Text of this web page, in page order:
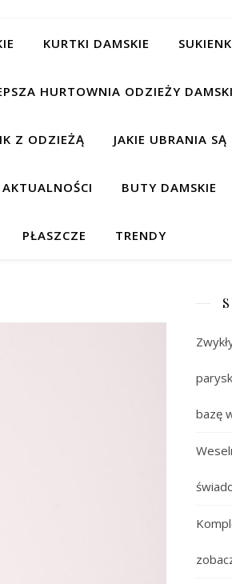
KURTKI DAMSKIE
HURTOWNIA ODZIEŻY
Z ODZIEŻĄ JAKIE UBRANIA
AKTUALNOŚCI BUTY DAMSKIE
PŁASZCZE TRENDY
bazę